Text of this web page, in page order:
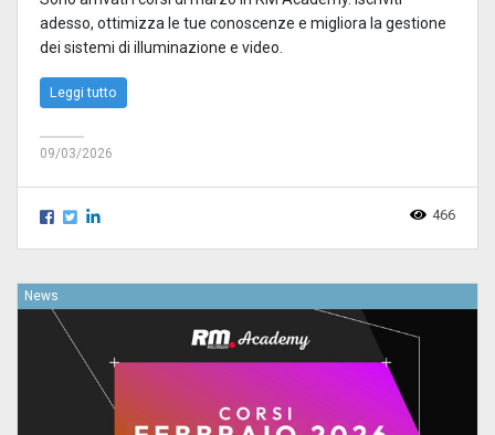
adesso, ottimizza le tue conoscenze e migliora la gestione
dei sistemi di illuminazione e video.
Leggi tutto
09/03/2026
466
News